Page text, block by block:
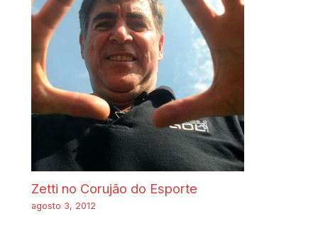
Zetti no Corujão do Esporte
agosto 3, 2012